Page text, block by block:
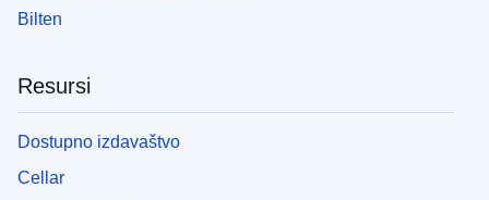
Bilten
Resursi
Dostupno izdavaštvo
Cellar